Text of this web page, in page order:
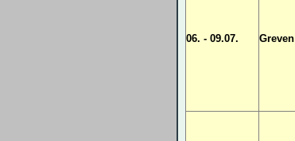
06. - 09.07. Greven